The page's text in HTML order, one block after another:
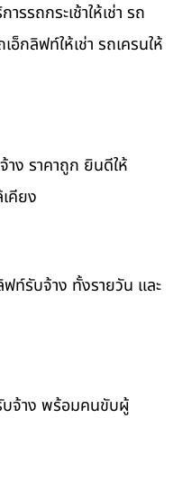
รรถกระเช้าให้เช่า รถ
อ็กลิฟท์ให้เช่า รถเครนให้
จ้าง ราคาถูก ยินดีให้
คียง
ท์รับจ้าง ทั้งรายวัน และ
บจ้าง พร้อมคนขับผู้